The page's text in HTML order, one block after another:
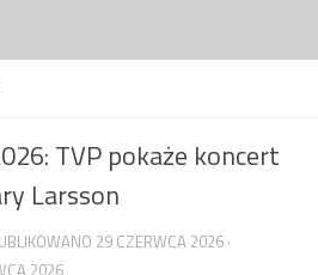
TVP pokaże koncert
Larsson
29 CZERWCA 2026 ·
2026